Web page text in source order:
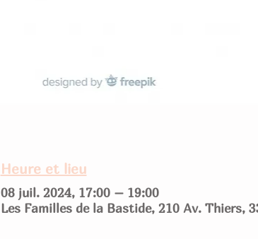
Heure et lieu
08 juil. 2024, 17:00 – 19:00
Les Familles de la Bastide, 210 Av. Thiers,